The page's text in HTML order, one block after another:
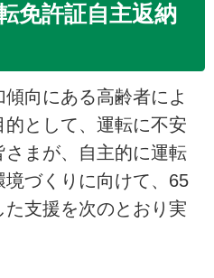
免許証自主返納
向にある高齢者によ
として、運転に不安
まが、自主的に運転
づくりに向けて、65
支援を次のとおり実